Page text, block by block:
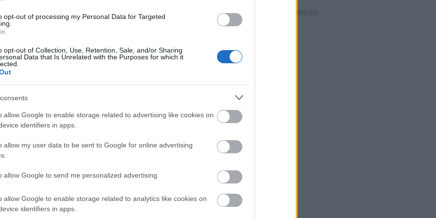
opt-out of processing my Personal Data for Targeted
opt-out of Collection, Use, Retention, Sale, and/or Sharing
Data that Is Unrelated with the Purposes for which it
allow Google to enable storage related to advertising like cookies on
identifiers in apps.
allow my user data to be sent to Google for online advertising
allow Google to send me personalized advertising.
allow Google to enable storage related to analytics like cookies on
identifiers in apps.
adójóváírást, összesen maximum évi 280 ezer
együtt szintén befektetnek.
HIRDETÉS